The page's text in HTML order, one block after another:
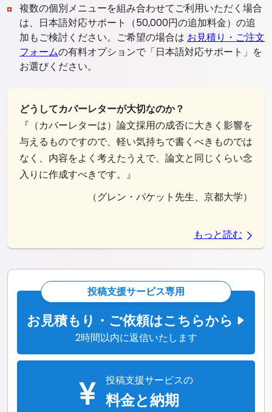
複数の個別メニューを組み合わせてご利用いただく場合
は、日本語対応サポート（50,000円の追加料金）の追
加もご検討ください。ご希望の場合は お見積り・ご注文
フォームの有料オプションで「日本語対応サポート」を
お選びください。
どうしてカバーレターが大切なのか？
『（カバーレターは）論文採用の成否に大きく影響を
与えるものですので、軽い気持ちで書くべきものでは
なく、内容をよく考えたうえで、論文と同じくらい念
入りに作成すべきです。』
（グレン・パケット先生、京都大学）
もっと読む
投稿支援サービス専用
お見積もり・ご依頼はこちらから
2時間以内に返信いたします
投稿支援サービスの
料金と納期